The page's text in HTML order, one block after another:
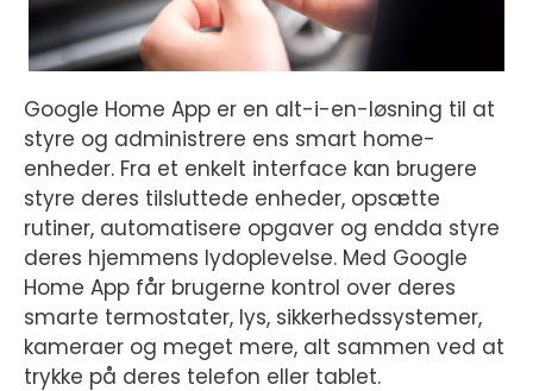
Google Home App er en alt-i-en-løsning til at
styre og administrere ens smart home-
enheder. Fra et enkelt interface kan brugere
styre deres tilsluttede enheder, opsætte
rutiner, automatisere opgaver og endda styre
deres hjemmens lydoplevelse. Med Google
Home App får brugerne kontrol over deres
smarte termostater, lys, sikkerhedssystemer,
kameraer og meget mere, alt sammen ved at
trykke på deres telefon eller tablet.